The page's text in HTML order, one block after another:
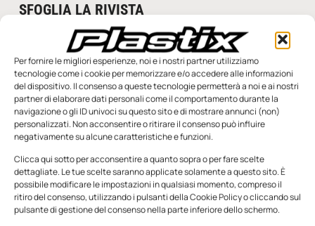
Per fornire le migliori esperienze, noi e i nostri partner utilizziamo
tecnologie come i cookie per memorizzare e/o accedere alle informazioni
del dispositivo. Il consenso a queste tecnologie permetterà a noi e ai nostri
partner di elaborare dati personali come il comportamento durante la
navigazione o gli ID univoci su questo sito e di mostrare annunci (non)
personalizzati. Non acconsentire o ritirare il consenso può influire
negativamente su alcune caratteristiche e funzioni.
Clicca qui sotto per acconsentire a quanto sopra o per fare scelte
dettagliate. Le tue scelte saranno applicate solamente a questo sito. È
possibile modificare le impostazioni in qualsiasi momento, compreso il
ritiro del consenso, utilizzando i pulsanti della Cookie Policy o cliccando sul
pulsante di gestione del consenso nella parte inferiore dello schermo.
SFOGLIA LA RIVISTA
Edicola Web
Notizie da Meccanicanews